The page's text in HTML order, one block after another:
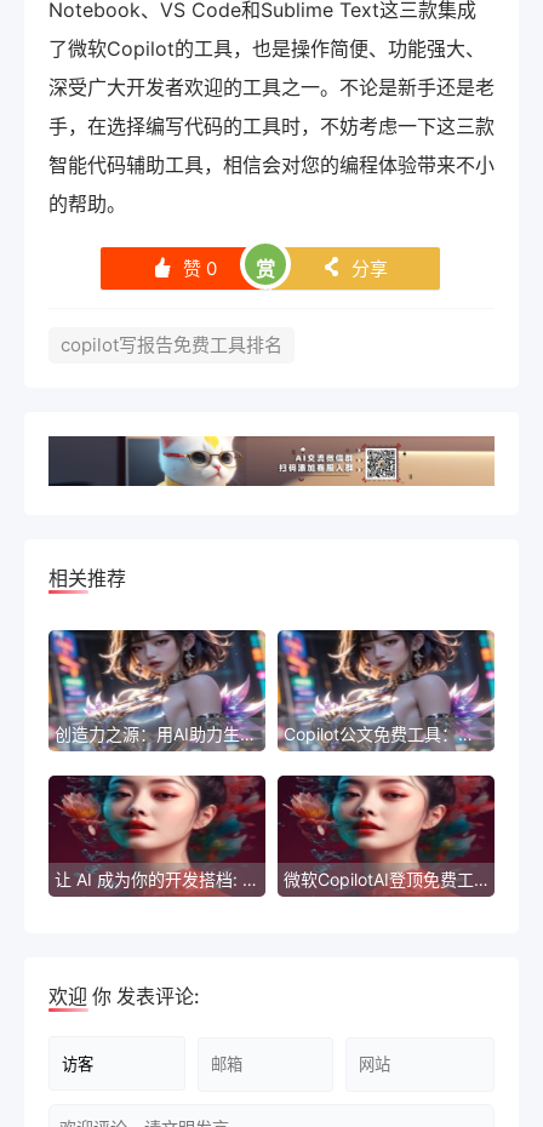
Notebook、VS Code和Sublime Text这三款集成
了微软Copilot的工具，也是操作简便、功能强大、
深受广大开发者欢迎的工具之一。不论是新手还是老
手，在选择编写代码的工具时，不妨考虑一下这三款
智能代码辅助工具，相信会对您的编程体验带来不小
的帮助。
󰄼 赞 0 赏 󰄯 分享
copilot写报告免费工具排名
相关推荐
创造力之源：用AI助力生成优质文章标题 Copilot公文免费工具：拯救你的公文重写难题
让 AI 成为你的开发搭档: Copilot 官网在线版 微软CopilotAI登顶免费工具榜单
欢迎 你 发表评论: